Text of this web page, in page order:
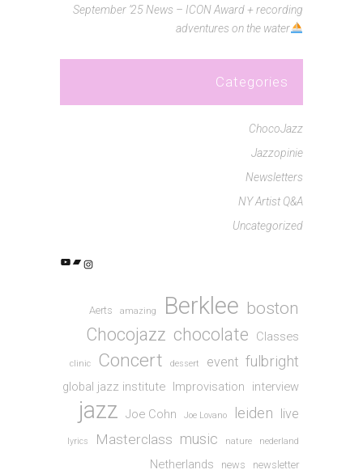
September ’25 News – ICON Award + recording
adventures on the water
Categories
ChocoJazz
Jazzopinie
Newsletters
NY Artist Q&A
Uncategorized
YouTube
Bandcamp
Instagram
Aerts amazing Berklee boston
Chocojazz chocolate Classes
clinic Concert dessert event fulbright
global jazz institute Improvisation interview
jazz Joe Cohn Joe Lovano leiden live
lyrics Masterclass music nature nederland
Netherlands news newsletter